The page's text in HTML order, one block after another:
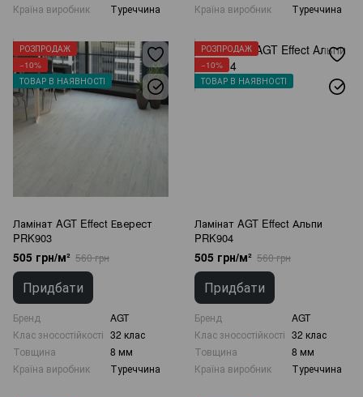
Країна виробник
Туреччина
Країна виробник
Туреччина
РОЗПРОДАЖ
−10%
ТОВАР В НАЯВНОСТІ
Ламінат AGT Effect Еверест
PRK903
505 грн/м² 560 грн
Придбати
Бренд
AGT
Клас зносостійкості 32 клас
Товщина
8 мм
Країна виробник
Туреччина
РОЗПРОДАЖ
−10%
ТОВАР В НАЯВНОСТІ
Ламінат AGT Effect Альпи
PRK904
505 грн/м² 560 грн
Придбати
Бренд
AGT
Клас зносостійкості 32 клас
Товщина
8 мм
Країна виробник
Туреччина